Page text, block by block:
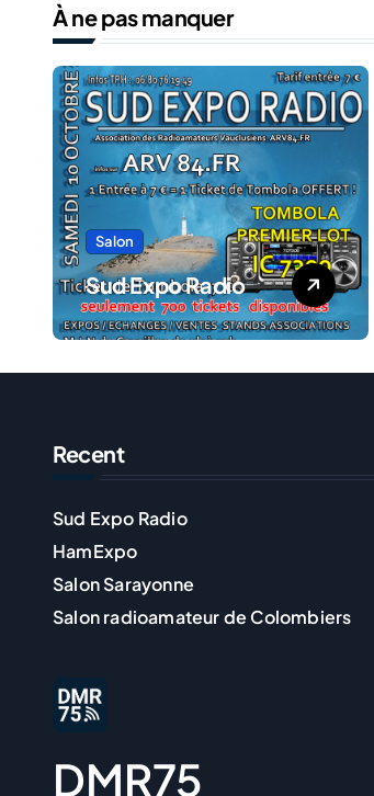
À ne pas manquer
Salon
Sud Expo Radio
Recent
Sud Expo Radio
HamExpo
Salon Sarayonne
Salon radioamateur de Colombiers
DMR75